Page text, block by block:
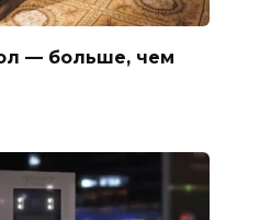
— больше, чем